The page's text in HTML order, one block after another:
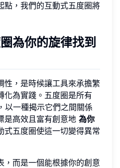
點，我們的互動式五度圈將
為你的旋律找到
性，是時候讓工具來承擔繁
化為實踐。五度圈是所有
以一種揭示它們之間關係
是高效且富有創意地 為你
式五度圈使這一切變得異常
，而是一個能根據你的創意